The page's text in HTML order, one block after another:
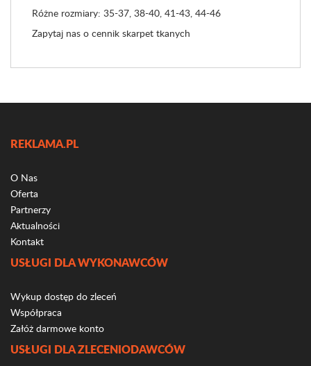
Różne rozmiary: 35-37, 38-40, 41-43, 44-46
Zapytaj nas o cennik skarpet tkanych
REKLAMA.PL
O Nas
Oferta
Partnerzy
Aktualności
Kontakt
USŁUGI DLA WYKONAWCÓW
Wykup dostęp do zleceń
Współpraca
Załóż darmowe konto
USŁUGI DLA ZLECENIODAWCÓW